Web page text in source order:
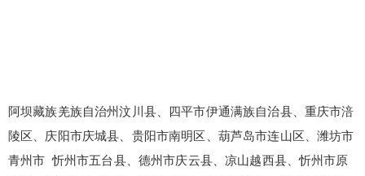
阿坝藏族羌族自治州汶川县、四平市伊通满族自治县、重庆市涪
陵区、庆阳市庆城县、贵阳市南明区、葫芦岛市连山区、潍坊市
青州市 忻州市五台县、德州市庆云县、凉山越西县、忻州市原